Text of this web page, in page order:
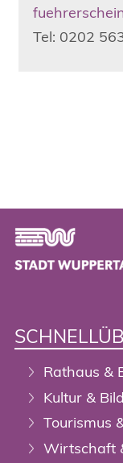
Tel: 0202
Footer
Rathaus &
Kultur &
Tourismus
Wirtschaft